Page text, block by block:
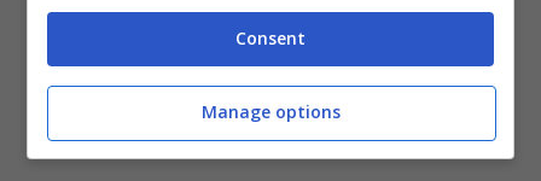
Consent
Manage options